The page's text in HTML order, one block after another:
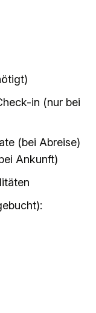
in (nur bei
(bei Abreise)
Ankunft)